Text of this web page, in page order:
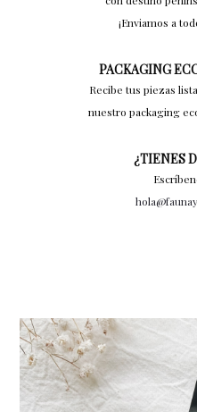
¡Enviamos a
PACKAGING
Recibe tus piezas
nuestro packaging
¿TIENES